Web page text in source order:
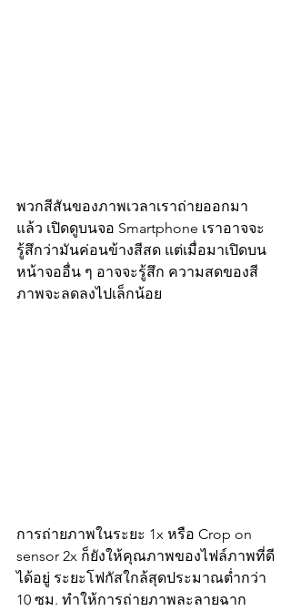
พวกสีสันของภาพเวลาเราถ่ายออกมา
แล้ว เปิดดูบนจอ Smartphone เราอาจจะ
รู้สึกว่ามันค่อนข้างสีสด แต่เมื่อมาเปิดบน
หน้าจออื่น ๆ อาจจะรู้สึก ความสดของสี
ภาพจะลดลงไปเล็กน้อย
การถ่ายภาพในระยะ 1x หรือ Crop on
sensor 2x ก็ยังให้คุณภาพของไฟล์ภาพที่ดี
ได้อยู่ ระยะโฟกัสใกล้สุดประมาณต่ำกว่า
10 ซม. ทำให้การถ่ายภาพละลายฉาก